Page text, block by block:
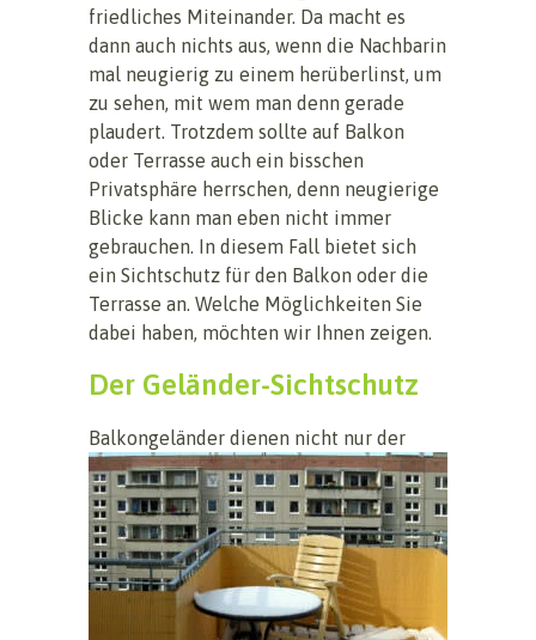
friedliches Miteinander. Da macht es
dann auch nichts aus, wenn die Nachbarin
mal neugierig zu einem herüberlinst, um
zu sehen, mit wem man denn gerade
plaudert. Trotzdem sollte auf Balkon
oder Terrasse auch ein bisschen
Privatsphäre herrschen, denn neugierige
Blicke kann man eben nicht immer
gebrauchen. In diesem Fall bietet sich
ein Sichtschutz für den Balkon oder die
Terrasse an. Welche Möglichkeiten Sie
dabei haben, möchten wir Ihnen zeigen.
Der Geländer-Sichtschutz
Balkongeländer dienen nicht nur der